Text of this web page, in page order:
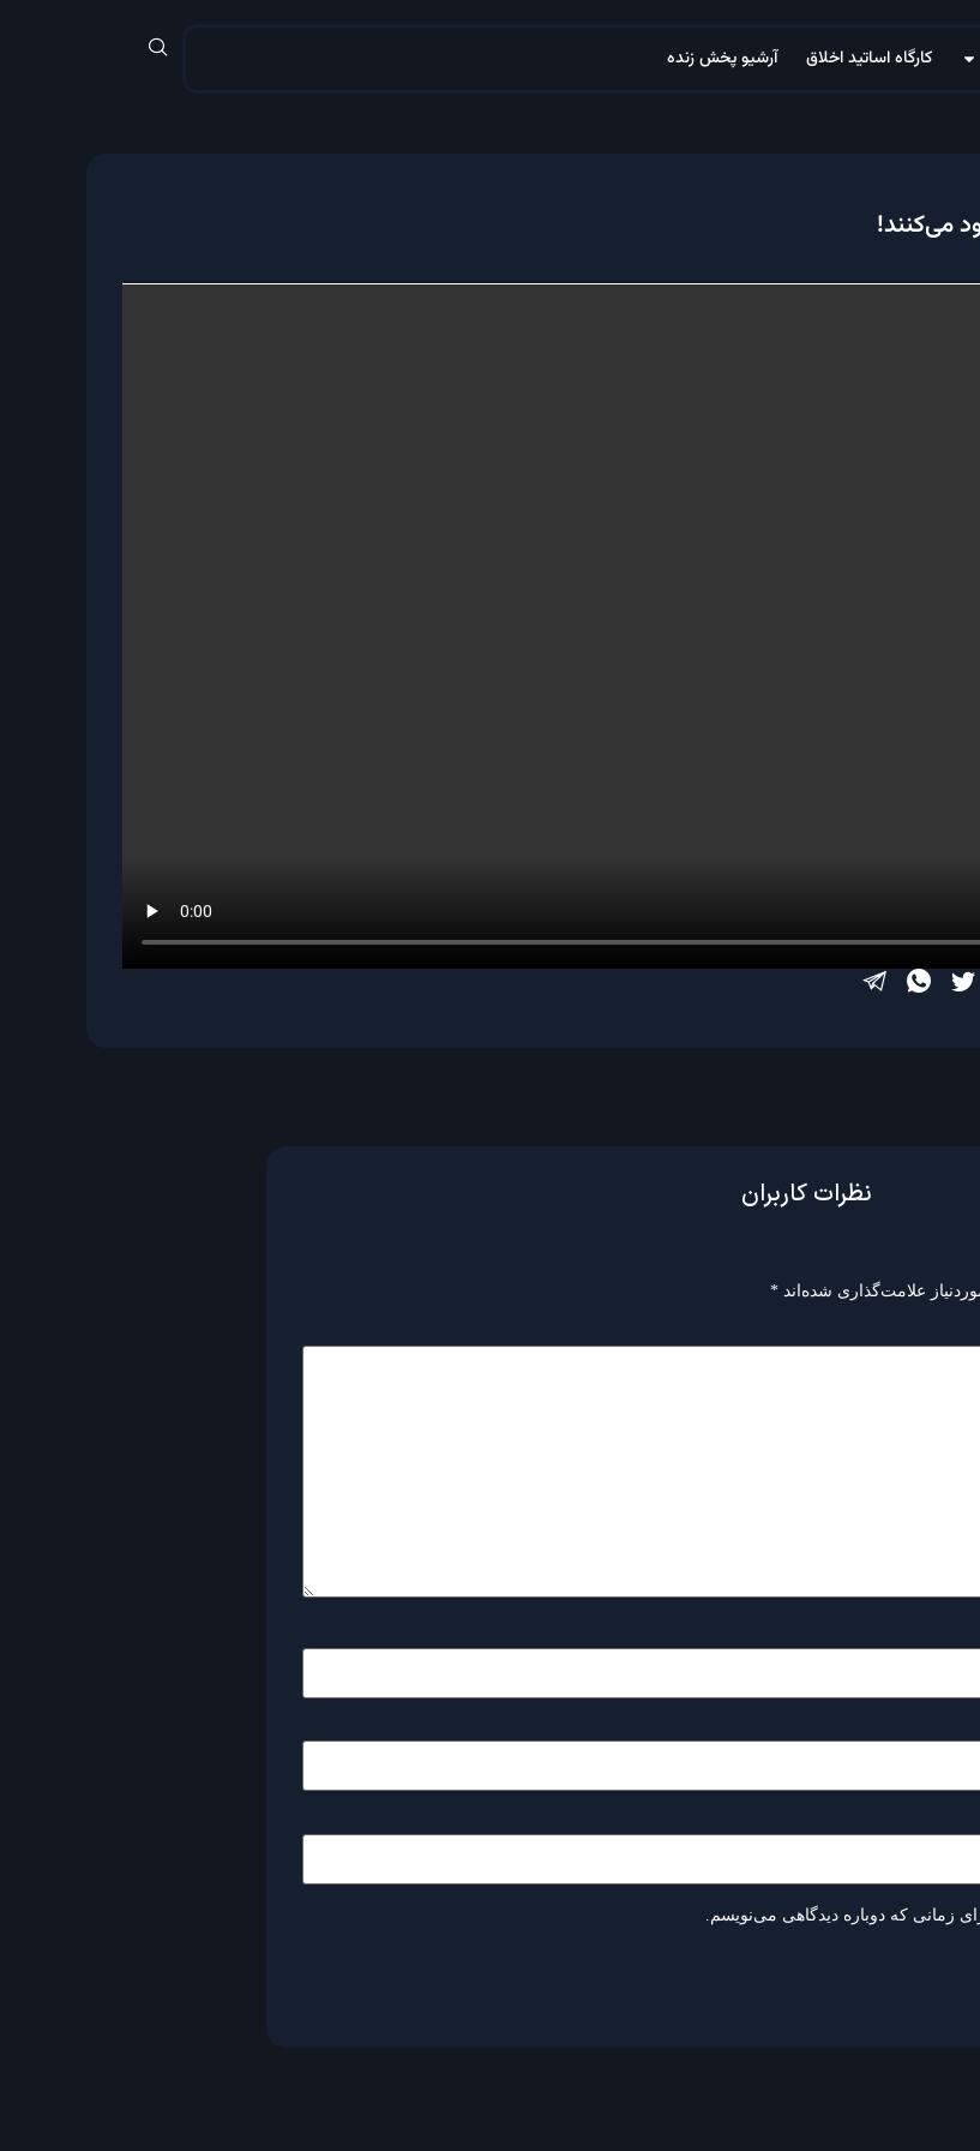
کارگاه اساتید اخلاق آرشیو پخش زنده
می‌کنند!
نظرات کاربران
علامت‌گذاری شده‌اند *
زمانی که دوباره دیدگاهی می‌نویسم.